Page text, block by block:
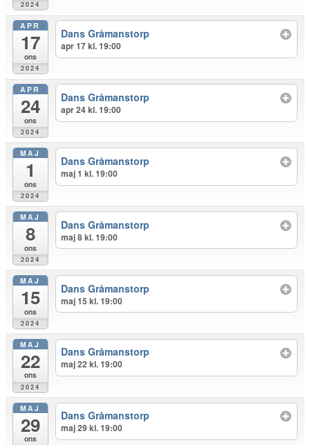
2024
APR
17
ons
2024
Dans Gråmanstorp
apr 17 kl. 19:00
APR
24
ons
2024
Dans Gråmanstorp
apr 24 kl. 19:00
MAJ
1
ons
2024
Dans Gråmanstorp
maj 1 kl. 19:00
MAJ
8
ons
2024
Dans Gråmanstorp
maj 8 kl. 19:00
MAJ
15
ons
2024
Dans Gråmanstorp
maj 15 kl. 19:00
MAJ
22
ons
2024
Dans Gråmanstorp
maj 22 kl. 19:00
MAJ
29
ons
Dans Gråmanstorp
maj 29 kl. 19:00